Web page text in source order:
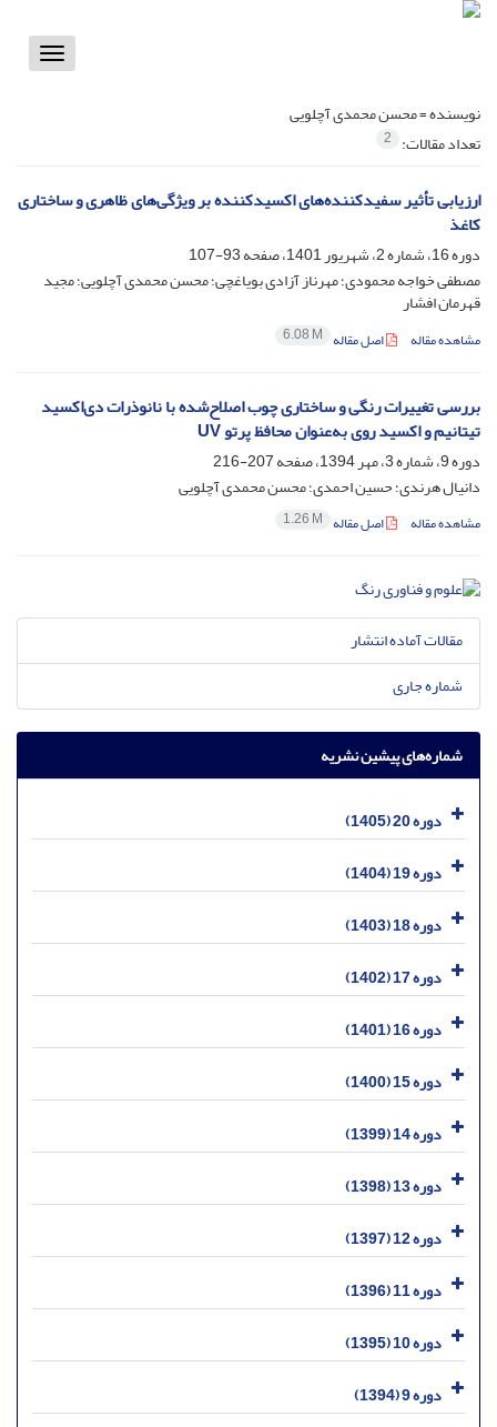
Toggle
نویسنده =محسن محمدی آچلویی
تعداد مقالات: 2
ارزیابی تأثیر سفیدکننده‌های اکسیدکننده بر ویژگی‌های ظاهری و ساختاری
کاغذ
دوره 16، شماره 2، شهریور 1401، صفحه
93-107
مصطفی خواجه محمودی؛ مهرناز آزادی بویاغچی؛ محسن محمدی آچلویی؛ مجید
قهرمان افشار
مشاهده مقاله اصل مقاله 6.08 M
بررسی تغییرات رنگی و ساختاری چوب اصلاح‌شده با نانوذرات دی‌اکسید
تیتانیم و اکسید روی به‌عنوان محافظ پرتو UV
دوره 9، شماره 3، مهر 1394، صفحه
207-216
دانیال هرندی؛ حسین احمدی؛ محسن محمدی آچلویی
مشاهده مقاله اصل مقاله 1.26 M
مقالات آماده انتشار
شماره جاری
شماره‌های پیشین نشریه
دوره 20 (1405)
دوره 19 (1404)
دوره 18 (1403)
دوره 17 (1402)
دوره 16 (1401)
دوره 15 (1400)
دوره 14 (1399)
دوره 13 (1398)
دوره 12 (1397)
دوره 11 (1396)
دوره 10 (1395)
دوره 9 (1394)